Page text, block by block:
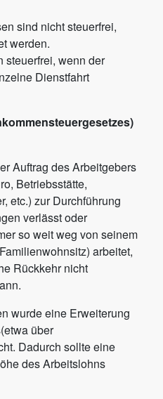
sind nicht steuerfrei,
werden.
steuerfrei, wenn der
Dienstfahrt
Auftrag des Arbeitgebers
Betriebsstätte,
etc.) zur Durchführung
verlässt oder
so weit weg von seinem
arbeitet,
Rückkehr nicht
wurde eine Erweiterung
über
Dadurch sollte eine
des Arbeitslohns